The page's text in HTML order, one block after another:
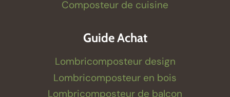
Composteur de cuisine
Guide Achat
Lombricomposteur design
Lombricomposteur en bois
Lombricomposteur de balcon